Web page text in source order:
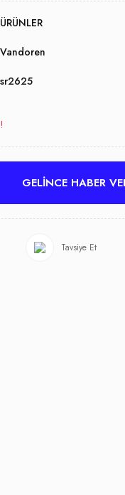
ÜRÜNLER
Vandoren
sr2625
GELİNCE HABER
Tavsiye Et